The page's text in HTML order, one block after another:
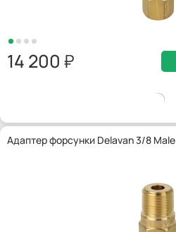
14 200
Адаптер форсунки Delavan 3/8 Male